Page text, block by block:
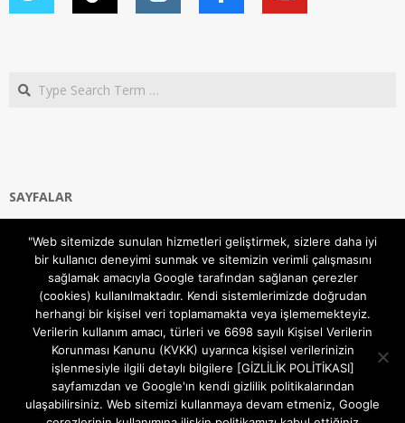
Search
SAYFALAR
Gizlilik ve Çerezler (Cookies) Politikası
Hakkımızda
İletişim Kanalları
MODEM KURULUM
TEKNİK DESTEK
TELEVİZYON SİSTEMLERİ
"Web sitemizde sunulan hizmetleri geliştirmek, sizlere daha iyi
bir kullanıcı deneyimi sunmak ve sitemizin verimli çalışmasını
sağlamak amacıyla Google tarafından sağlanan çerezler
(cookies) kullanılmaktadır. Kendi sistemlerimizde doğrudan
herhangi bir kişisel veri toplamamakta veya işlememekteyiz.
Verilerin kullanım amacı, türleri ve 6698 sayılı Kişisel Verilerin
Korunması Kanunu (KVKK) uyarınca kişisel verilerinizin
işlenmesiyle ilgili detaylı bilgilere [GİZLİLİK POLİTİKASI]
sayfamızdan ve Google'ın kendi gizlilik politikalarından
ulaşabilirsiniz. Web sitemizi kullanmaya devam etmeniz, Google